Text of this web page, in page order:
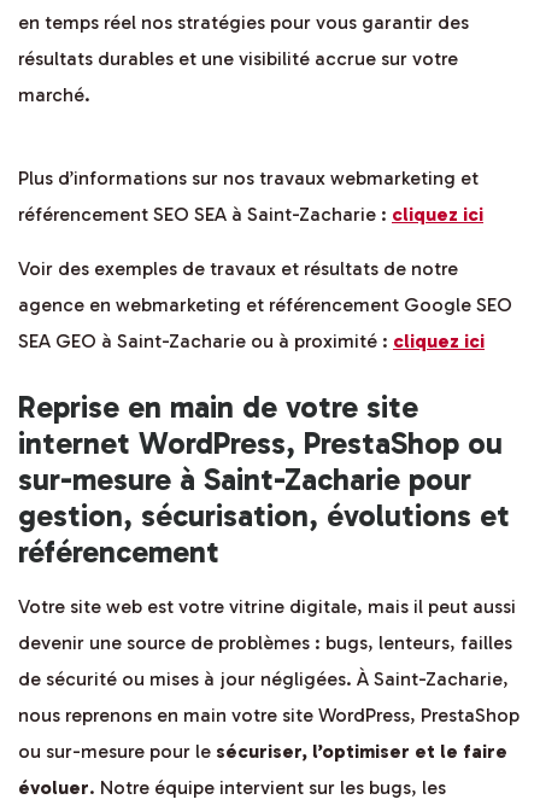
en temps réel nos stratégies pour vous garantir des
résultats durables et une visibilité accrue sur votre
marché.
Plus d’informations sur nos travaux webmarketing et
référencement SEO SEA à Saint-Zacharie : cliquez ici
Voir des exemples de travaux et résultats de notre
agence en webmarketing et référencement Google SEO
SEA GEO à Saint-Zacharie ou à proximité : cliquez ici
Reprise en main de votre site
internet WordPress, PrestaShop ou
sur-mesure à Saint-Zacharie pour
gestion, sécurisation, évolutions et
référencement
Votre site web est votre vitrine digitale, mais il peut aussi
devenir une source de problèmes : bugs, lenteurs, failles
de sécurité ou mises à jour négligées. À Saint-Zacharie,
nous reprenons en main votre site WordPress, PrestaShop
ou sur-mesure pour le sécuriser, l’optimiser et le faire
évoluer. Notre équipe intervient sur les bugs, les